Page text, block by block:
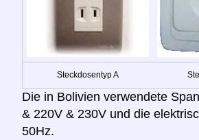
Steckdosentyp A
Die in Bolivien verwendete
& 220V & 230V und die
50Hz.